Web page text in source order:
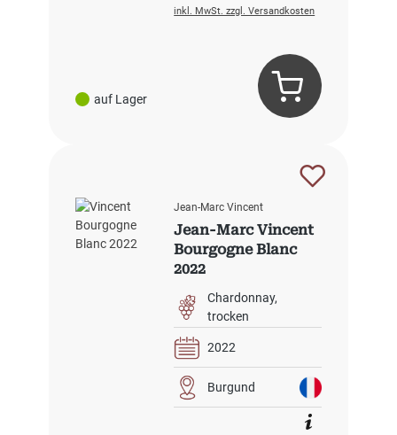
auf Lager
inkl. MwSt. zzgl. Versandkosten
Jean-Marc Vincent
Jean-Marc Vincent
Bourgogne Blanc
2022
Chardonnay
trocken
2022
Burgund